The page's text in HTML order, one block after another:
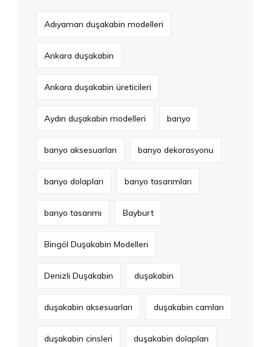
Adıyaman duşakabin modelleri
Ankara duşakabin
Ankara duşakabin üreticileri
Aydın duşakabin modelleri banyo
banyo aksesuarları banyo dekorasyonu
banyo dolapları banyo tasarımları
banyo tasarımı Bayburt
Bingöl Duşakabin Modelleri
Denizli Duşakabin duşakabin
duşakabin aksesuarları duşakabin camları
duşakabin cinsleri duşakabin dolapları